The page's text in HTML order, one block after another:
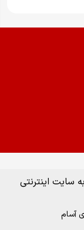
سایت اینترنتی
آسام